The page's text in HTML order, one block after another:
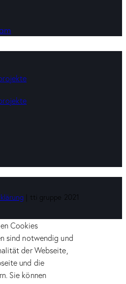
| tti gruppe 2021
Cookies
sind notwendig und
der Webseite,
und die
Sie können